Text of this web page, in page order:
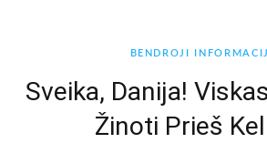
BENDROJI
Sveika, Danija!
Žinoti Prieš